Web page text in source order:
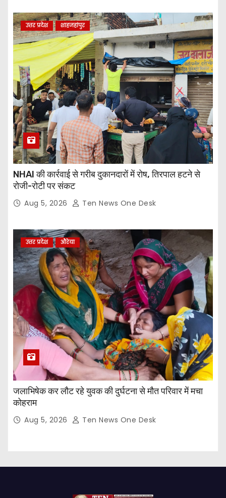
उत्तर प्रदेश शाहजहांपुर
NHAI की कार्रवाई से गरीब दुकानदारों में रोष, तिरपाल हटने से
रोजी-रोटी पर संकट
Aug 5, 2026 Ten News One Desk
उत्तर प्रदेश औरेया
जलाभिषेक कर लौट रहे युवक की दुर्घटना से मौत परिवार में मचा
कोहराम
Aug 5, 2026 Ten News One Desk